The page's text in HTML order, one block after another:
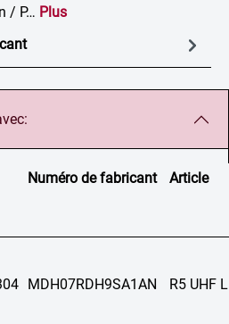
/ P… Plus
Numéro de fabricant Article
MDH07RDH9SA1AN R5 UHF